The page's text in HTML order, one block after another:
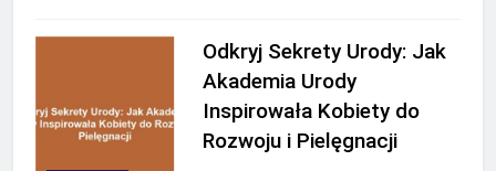
Odkryj Sekrety Urody: Jak
Akademia Urody
Inspirowała Kobiety do
Rozwoju i Pielęgnacji